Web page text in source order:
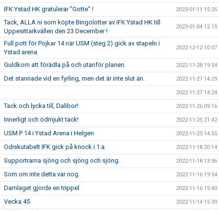
IFK Ystad HK gratulerar "Gotte" ! 2023-01-11 15:25
Tack, ALLA ni som köpte Bingolotter av IFK Ystad HK till
Uppesittarkvällen den 23 December !
2023-01-04 12:15
Full pott för Pojkar 14 när USM (steg 2) gick av stapeln i
Ystad arena
2022-12-12 10:07
Guldkorn att förädla på och utanför planen. 2022-11-28 19:54
Det stannade vid en fyrling, men det är inte slut än. 2022-11-27 14:29
2022-11-27 14:24
Tack och lycka till, Dalibor! 2022-11-26 09:16
Innerligt och ödmjukt tack! 2022-11-25 21:42
USM P 14 i Ystad Arena i Helgen 2022-11-23 14:55
Odiskutabelt IFK gick på knock i 1:a 2022-11-18 20:14
Supportrarna sjöng och sjöng och sjöng. 2022-11-18 13:36
Som om inte detta var nog. 2022-11-16 19:54
Damlaget gjorde en trippel 2022-11-16 19:40
Vecka 45 2022-11-14 15:39